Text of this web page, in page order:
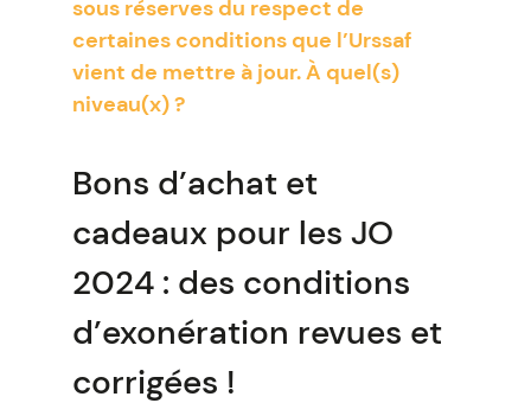
sous réserves du respect de
certaines conditions que l’Urssaf
vient de mettre à jour. À quel(s)
niveau(x) ?
Bons d’achat et
cadeaux pour les JO
2024 : des conditions
d’exonération revues et
corrigées !